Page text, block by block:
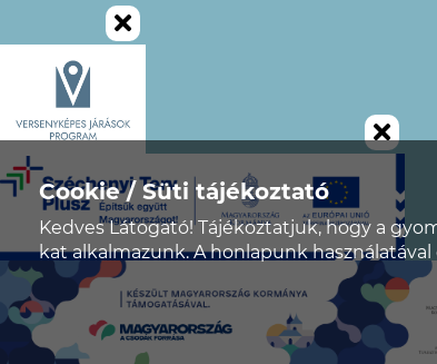
Cookie / Süti tájékoztató
Kedves Látogató! Tájékoztatjuk, hogy a
kat alkalmazunk. A honlapunk